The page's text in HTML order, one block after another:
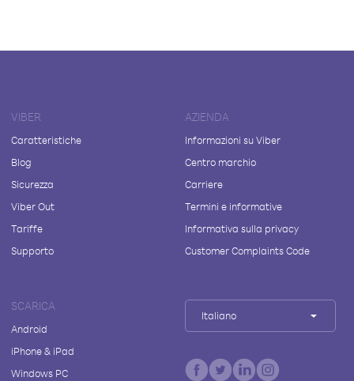
VIBER
Caratteristiche
Blog
Sicurezza
Viber Out
Tariffe
Supporto
AZIENDA
Informazioni su Viber
Centro marchio
Carriere
Termini e informative
Informativa sulla privacy
Customer Complaints Code
SCARICA
Android
iPhone & iPad
Windows PC
Italiano